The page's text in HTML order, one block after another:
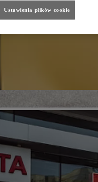
Ustawienia plików cookie